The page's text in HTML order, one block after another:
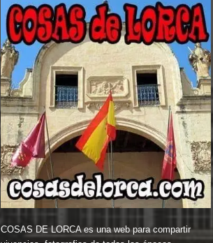
COSAS DE LORCA es una web para compartir